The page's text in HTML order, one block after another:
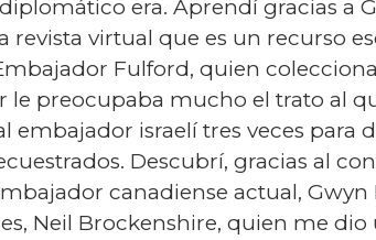
era. Aprendí gracias a
revista virtual que es un recurso
Fulford, quien
preocupaba mucho el trato al
embajador israelí tres veces para
Descubrí, gracias al
canadiense actual, Gwyn
Neil Brockenshire, quien me